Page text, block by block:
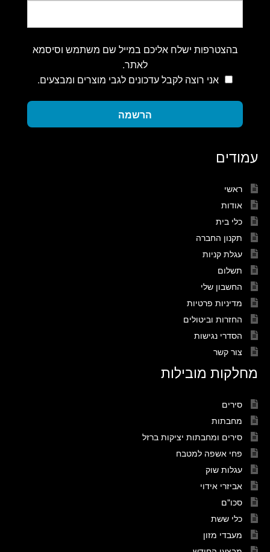
בהצטרפות ישלח אליכם במייל שם משתמש וסיסמא
לאתר.
אני רוצה לקבל עדכונים לגבי מוצרים ומבצעים.
הרשמה
עמודים
ראשי
אודות
כלי בית
תקנון החברה
עגלת קניות
תשלום
החשבון שלי
מדיניות פרטיות
החזרות וביטולים
הסדרי נגישות
צור קשר
מחלקות מובילות
סירים
מחבתות
סירים ומחבתות יציקות ברזל
פחי אשפה למטבח
עגלות שוק
אביזרי אידוי
סכו"ם
כלי ששת
מעבדי מזון